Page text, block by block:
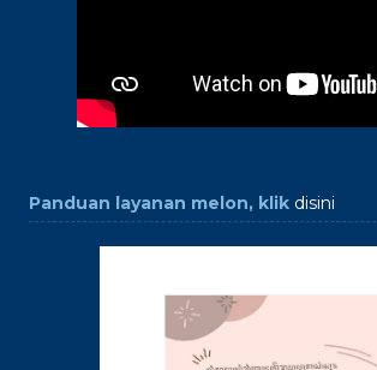
Panduan layanan melon, klik disini